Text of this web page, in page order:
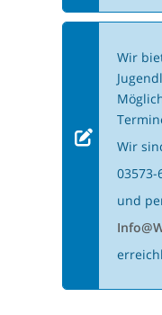
Wir
Wir
03573-
und